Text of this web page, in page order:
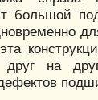
большой
друг на